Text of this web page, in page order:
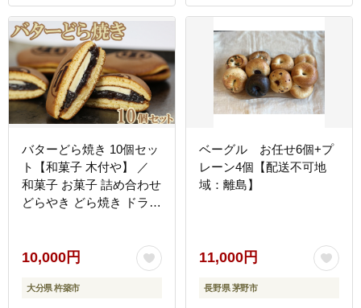
バターどら焼き 10個セッ
ト【和菓子 木付や】 ／
和菓子 お菓子 詰め合わせ
どらやき どら焼き ドラ焼
10,000円
大分県 杵築市
ベーグル お任せ6個+プ
レーン4個【配送不可地
域：離島】
11,000円
長野県 茅野市